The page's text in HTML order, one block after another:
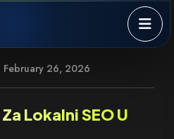
February 26, 2026
Lokalni SEO U